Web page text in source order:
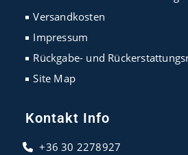
Versandkosten
Impressum
Rückgabe- und
Site Map
Kontakt Info
+36 30 2278927